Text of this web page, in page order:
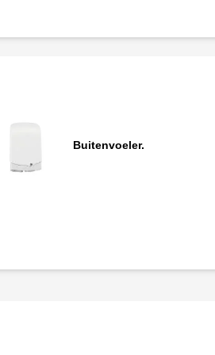
Reserveaandrijving voor
Buitenvoeler.